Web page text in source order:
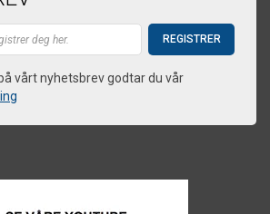
vårt nyhetsbrev godtar du vår